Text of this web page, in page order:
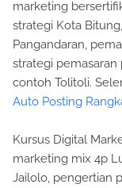
marketing
strategi Kota
Pangandaran,
strategi pemasaran
contoh Tolitoli.
Auto Posting
Kursus Digital
marketing mix 4p
Jailolo, pengertian